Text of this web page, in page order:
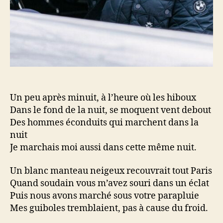
Un peu après minuit, à l’heure où les hiboux
Dans le fond de la nuit, se moquent vent debout
Des hommes éconduits qui marchent dans la
nuit
Je marchais moi aussi dans cette même nuit.
Un blanc manteau neigeux recouvrait tout Paris
Quand soudain vous m’avez souri dans un éclat
Puis nous avons marché sous votre parapluie
Mes guiboles tremblaient, pas à cause du froid.